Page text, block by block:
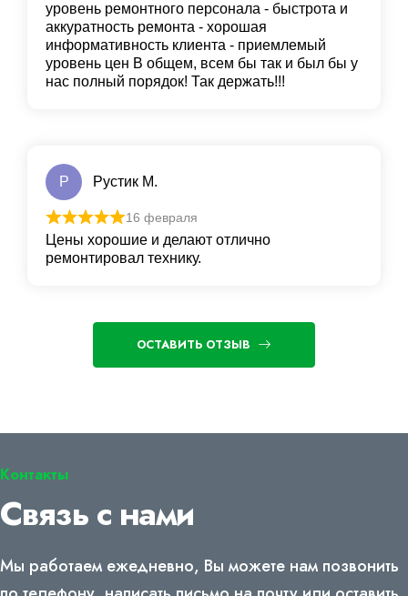
уровень ремонтного персонала - быстрота и
аккуратность ремонта - хорошая
информативность клиента - приемлемый
уровень цен В общем, всем бы так и был бы у
нас полный порядок! Так держать!!!
Р Рустик М.
16 февраля
Цены хорошие и делают отлично
ремонтировал технику.
ОСТАВИТЬ ОТЗЫВ
Контакты
Связь с нами
Мы работаем ежедневно, Вы можете нам позвонить